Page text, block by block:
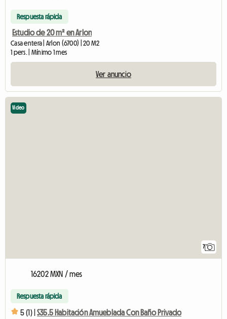
Respuesta rápida
Estudio de 20 m² en Arlon
Casa entera | Arlon (6700) | 20 M2
1 pers. | Mínimo 1 mes
Ver anuncio
7
Video
16202 MXN / mes
Respuesta rápida
5 (1) | S35.5 Habitación Amueblada Con Baño Privado